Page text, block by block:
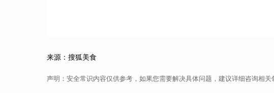
来源：搜狐美食
声明：安全常识内容仅供参考，如果您需要解决具体问题，建议详细咨询相关